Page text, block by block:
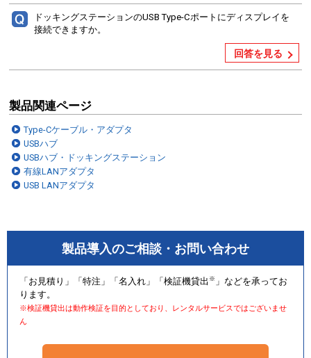
ドッキングステーションのUSB Type-Cポートにディスプレイを
接続できますか。
回答を見る
製品関連ページ
Type-Cケーブル・アダプタ
USBハブ
USBハブ・ドッキングステーション
有線LANアダプタ
USB LANアダプタ
製品導入のご相談・お問い合わせ
「お見積り」「特注」「名入れ」「検証機貸出 ※ 」などを承ってお
ります。
※検証機貸出は動作検証を目的としており、レンタルサービスではございませ
ん